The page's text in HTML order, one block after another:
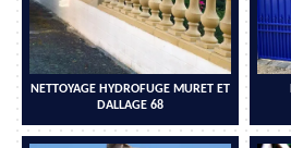
NETTOYAGE HYDROFUGE MURET ET
DALLAGE 68